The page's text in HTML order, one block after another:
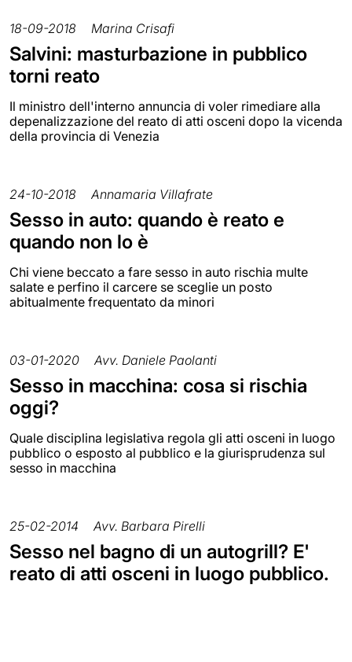
18-09-2018 Marina Crisafi
Salvini: masturbazione in pubblico
torni reato
Il ministro dell'interno annuncia di voler rimediare alla
depenalizzazione del reato di atti osceni dopo la vicenda
della provincia di Venezia
24-10-2018 Annamaria Villafrate
Sesso in auto: quando è reato e
quando non lo è
Chi viene beccato a fare sesso in auto rischia multe
salate e perfino il carcere se sceglie un posto
abitualmente frequentato da minori
03-01-2020 Avv. Daniele Paolanti
Sesso in macchina: cosa si rischia
oggi?
Quale disciplina legislativa regola gli atti osceni in luogo
pubblico o esposto al pubblico e la giurisprudenza sul
sesso in macchina
25-02-2014 Avv. Barbara Pirelli
Sesso nel bagno di un autogrill? E'
reato di atti osceni in luogo pubblico.